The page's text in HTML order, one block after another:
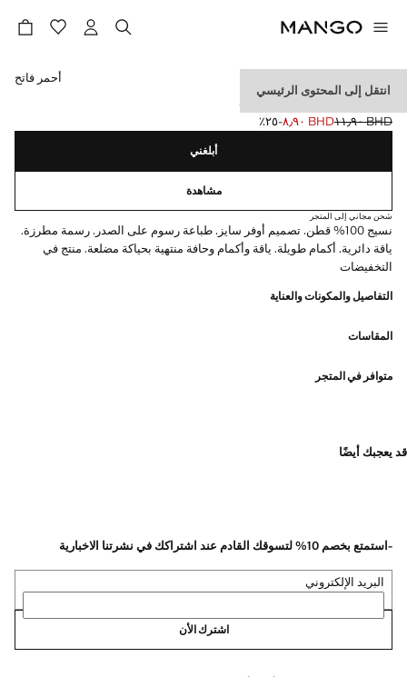
انتقل إلى المحتوى الرئيسي
سترة قطنية واسعة بطبعة.
السعر الأول محذوف [BHD ١١٫٩٠ ]
BHD ١١٫٩٠
السعر الحالي [BHD ٨٫٩٠ ]BHD ٨٫٩٠ ؜-٢٥٪؜
حدد اللون
أحمر فاتح
أبلغني
مشاهدة
شحن مجاني إلى المتجر
نسيج 100% قطن. تصميم أوفر سايز. طباعة رسوم على الصدر. رسمة مطرزة.
ياقة دائرية. أكمام طويلة. ياقة وأكمام وحافة منتهية بحياكة مضلعة. منتج في
التخفيضات
التفاصيل والمكونات والعناية
المقاسات
متوافر في المتجر
قد يعجبك أيضًا
-استمتع بخصم 10% لتسوقك القادم عند اشتراكك في نشرتنا الاخبارية
البريد الإلكتروني
اشترك الأن